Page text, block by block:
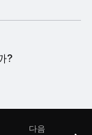
?
다음